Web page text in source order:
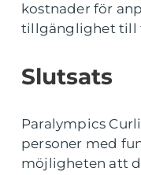
kostnader för
tillgänglighet till
Slutsats
Paralympics
personer med
möjligheten att